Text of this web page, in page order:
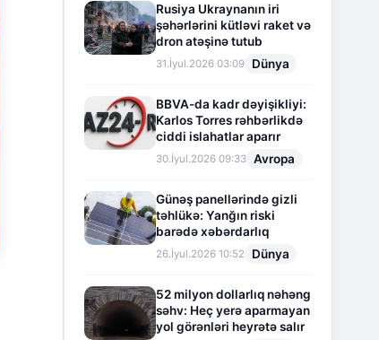
Rusiya Ukraynanın iri
şəhərlərini kütləvi raket və
dron atəşinə tutub
31.İyul.2026 03:09 Dünya
BBVA-da kadr dəyişikliyi:
Karlos Torres rəhbərlikdə
ciddi islahatlar aparır
30.İyul.2026 09:33 Avropa
Günəş panellərində gizli
təhlükə: Yanğın riski
barədə xəbərdarlıq
26.İyul.2026 10:52 Dünya
52 milyon dollarlıq nəhəng
səhv: Heç yerə aparmayan
yol görənləri heyrətə salır